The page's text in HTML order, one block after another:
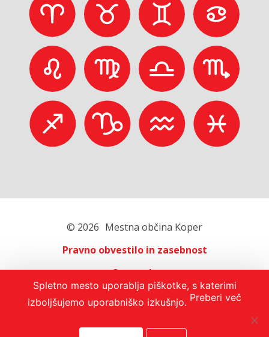
© 2026 Mestna občina Koper
Pravno obvestilo in zasebnost
O portalu
Oglaševanje
Spletno mesto uporablja piškotke, s katerimi
izboljšujemo uporabniško izkušnjo. Preberi več